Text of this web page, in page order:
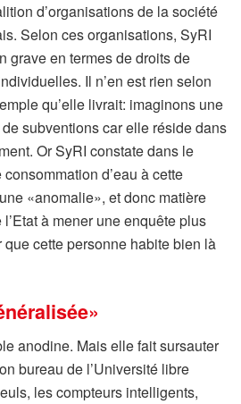
d’organisations de la société
Selon ces organisations, SyRI
grave en termes de droits de
Il n’en est rien selon
qu’elle livrait: imaginons une
subventions car elle réside dans
Or SyRI constate dans le
d’eau à cette
«anomalie», et donc matière
à mener une enquête plus
cette personne habite bien là
anodine. Mais elle fait sursauter
bureau de l’Université libre
les compteurs intelligents,